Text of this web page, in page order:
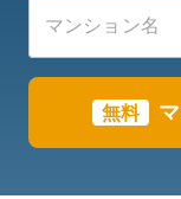
無料